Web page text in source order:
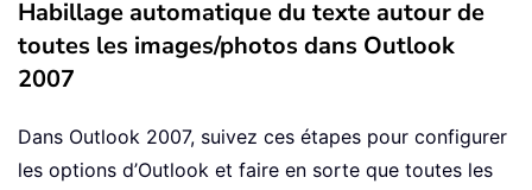
Habillage automatique du texte autour de
toutes les images/photos dans Outlook
2007
Dans Outlook 2007, suivez ces étapes pour configurer
les options d’Outlook et faire en sorte que toutes les